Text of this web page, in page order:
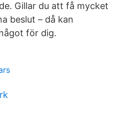
Gillar du att få mycket
beslut – då kan
för dig.